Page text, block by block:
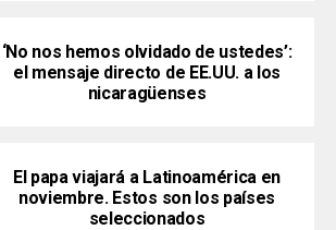
‘No nos hemos olvidado de ustedes’:
el mensaje directo de EE.UU. a los
nicaragüenses
El papa viajará a Latinoamérica en
noviembre. Estos son los países
seleccionados